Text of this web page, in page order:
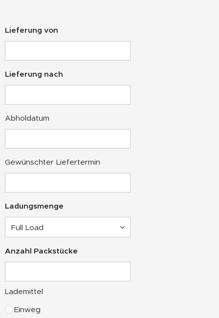
Lieferung von
Lieferung nach
Abholdatum
Gewünschter Liefertermin
Ladungsmenge
Anzahl Packstücke
Lademittel
Einweg